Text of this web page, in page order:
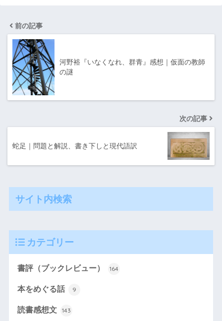
前の記事
河野裕『いなくなれ、群青』感想｜仮面の教師
の謎
次の記事
蛇足｜問題と解説、書き下しと現代語訳
サイト内検索
カテゴリー
書評（ブックレビュー） 164
本をめぐる話 9
読書感想文 143